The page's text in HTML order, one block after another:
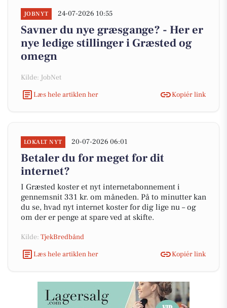
JOBNYT 24-07-2026 10:55
Savner du nye græsgange? - Her er
nye ledige stillinger i Græsted og
omegn
Kilde: JobNet
Læs hele artiklen her
Kopiér link
LOKALT NYT 20-07-2026 06:01
Betaler du for meget for dit
internet?
I Græsted koster et nyt internetabonnement i
gennemsnit 331 kr. om måneden. På to minutter kan
du se, hvad nyt internet koster for dig lige nu – og
om der er penge at spare ved at skifte.
Kilde: TjekBredbånd
Læs hele artiklen her
Kopiér link